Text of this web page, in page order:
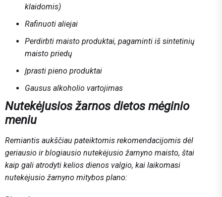
klaidomis)
Rafinuoti aliejai
Perdirbti maisto produktai, pagaminti iš sintetinių
maisto priedų
Įprasti pieno produktai
Gausus alkoholio vartojimas
Nutekėjusios žarnos dietos mėginio
meniu
Remiantis aukščiau pateiktomis rekomendacijomis dėl
geriausio ir blogiausio nutekėjusio žarnyno maisto, štai
kaip gali atrodyti kelios dienos valgio, kai laikomasi
nutekėjusio žarnyno mitybos plano: